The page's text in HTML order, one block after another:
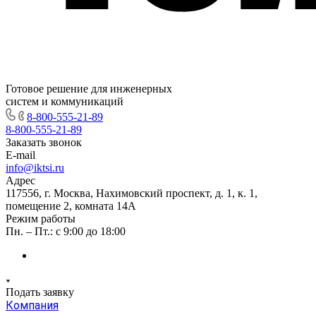
Готовое решение для инженерных
систем и коммуникаций
8-800-555-21-89
8-800-555-21-89
Заказать звонок
E-mail
info@iktsi.ru
Адрес
117556, г. Москва, Нахимовский проспект, д. 1, к. 1,
помещение 2, комната 14А
Режим работы
Пн. – Пт.: с 9:00 до 18:00
Подать заявку
Компания